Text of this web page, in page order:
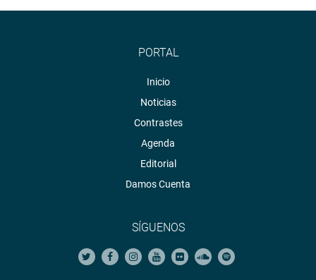
PORTAL
Inicio
Noticias
Contrastes
Agenda
Editorial
Damos Cuenta
SÍGUENOS